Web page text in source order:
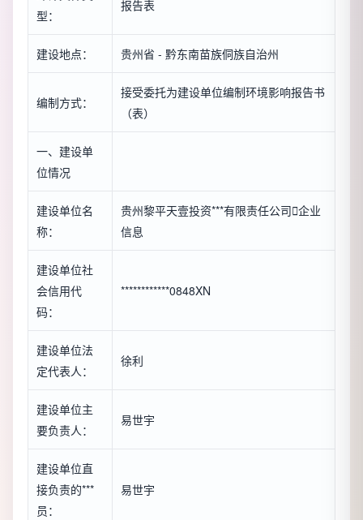
型：
报告表
建设地点： 贵州省 - 黔东南苗族侗族自治州
编制方式：
接受委托为建设单位编制环境影响报告书
（表）
一、建设单
位情况
建设单位名
称：
贵州黎平天壹投资***有限责任公司企业
信息
建设单位社
会信用代
码：
************0848XN
建设单位法
定代表人：
徐利
建设单位主
要负责人：
易世宇
建设单位直
接负责的***
员：
易世宇